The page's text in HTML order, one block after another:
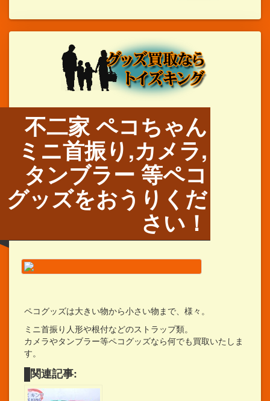
不二家 ペコちゃん
ミニ首振り,カメラ,
タンブラー 等ペコ
グッズをおうりくだ
さい！
ペコグッズは大きい物から小さい物まで、様々。
ミニ首振り人形や根付などのストラップ類。
カメラやタンブラー等ペコグッズなら何でも買取いたしま
す。
関連記事: